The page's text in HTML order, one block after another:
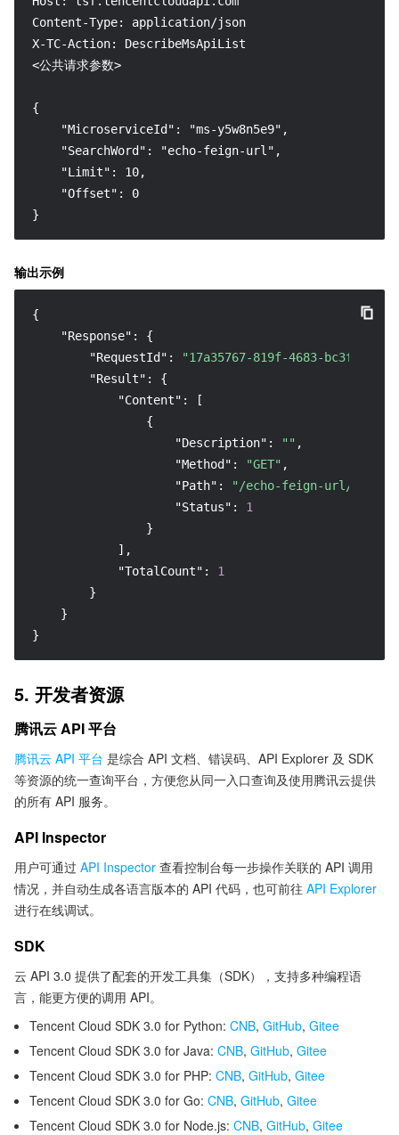
Content-Type: application/json
X-TC-Action: DescribeMsApiList
<公共请求参数>
{
    "MicroserviceId": "ms-y5w8n5e9",
    "SearchWord": "echo-feign-url",
    "Limit": 10,
    "Offset": 0
}
输出示例
{
"Response" :
{
"RequestId" :
"17a35767-819f-4683-bc3f-
"Result" :
{
"Content" :
[
{
"Description" : "" ,
"Method" : "GET" ,
"Path" : "/echo-feign-url/{str}"
"Status" :
1
}
] ,
"TotalCount" :
1
}
}
}
5. 开发者资源
腾讯云 API 平台
腾讯云 API 平台 是综合 API 文档、错误码、API Explorer 及 SDK
等资源的统一查询平台，方便您从同一入口查询及使用腾讯云提供
的所有 API 服务。
API Inspector
用户可通过 API Inspector 查看控制台每一步操作关联的 API 调用
情况，并自动生成各语言版本的 API 代码，也可前往 API Explorer
进行在线调试。
SDK
云 API 3.0 提供了配套的开发工具集（SDK），支持多种编程语
言，能更方便的调用 API。
Tencent Cloud SDK 3.0 for Python: CNB, GitHub, Gitee
Tencent Cloud SDK 3.0 for Java: CNB, GitHub, Gitee
Tencent Cloud SDK 3.0 for PHP: CNB, GitHub, Gitee
Tencent Cloud SDK 3.0 for Go: CNB, GitHub, Gitee
Tencent Cloud SDK 3.0 for Node.js: CNB, GitHub, Gitee